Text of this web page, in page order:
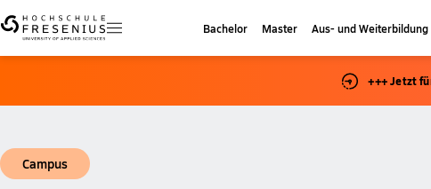
Bachelor Master Aus- und Weiterbildung
+++ Jetzt
Campus